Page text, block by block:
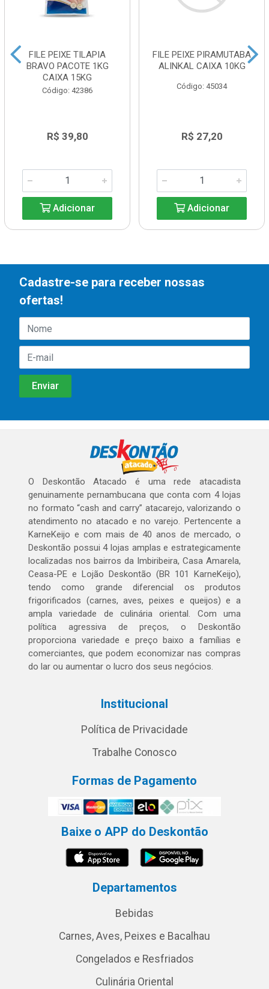
FILE PEIXE TILAPIA
BRAVO PACOTE 1KG
CAIXA 15KG
Código: 42386
R$ 39,80
Adicionar
FILE PEIXE PIRAMUTABA
ALINKAL CAIXA 10KG
Código: 45034
R$ 27,20
Adicionar
Cadastre-se para receber nossas
ofertas!
O Deskontão Atacado é uma rede atacadista
genuinamente pernambucana que conta com 4 lojas
no formato “cash and carry” atacarejo, valorizando o
atendimento no atacado e no varejo. Pertencente a
KarneKeijo e com mais de 40 anos de mercado, o
Deskontão possui 4 lojas amplas e estrategicamente
localizadas nos bairros da Imbiribeira, Casa Amarela,
Ceasa-PE e Lojão Deskontão (BR 101 KarneKeijo),
tendo como grande diferencial os produtos
frigorificados (carnes, aves, peixes e queijos) e a
ampla variedade de culinária oriental. Com uma
política agressiva de preços, o Deskontão
proporciona variedade e preço baixo a famílias e
comerciantes, que podem economizar nas compras
do lar ou aumentar o lucro dos seus negócios.
Institucional
Política de Privacidade
Trabalhe Conosco
Formas de Pagamento
Baixe o APP do Deskontão
Departamentos
Bebidas
Carnes, Aves, Peixes e Bacalhau
Congelados e Resfriados
Culinária Oriental